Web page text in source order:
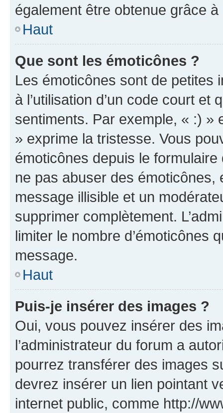
également être obtenue grâce à
Haut
Que sont les émoticônes ?
Les émoticônes sont de petites
à l’utilisation d’un code court et
sentiments. Par exemple, « :) »
» exprime la tristesse. Vous
émoticônes depuis le
ne pas abuser des
message illisible et un
supprimer complètement.
limiter le nombre d’émoticônes
message.
Haut
Puis-je insérer des images ?
Oui, vous pouvez insérer des
l’administrateur du forum a
pourrez transférer des images
devrez insérer un lien pointant
internet public, comme http://